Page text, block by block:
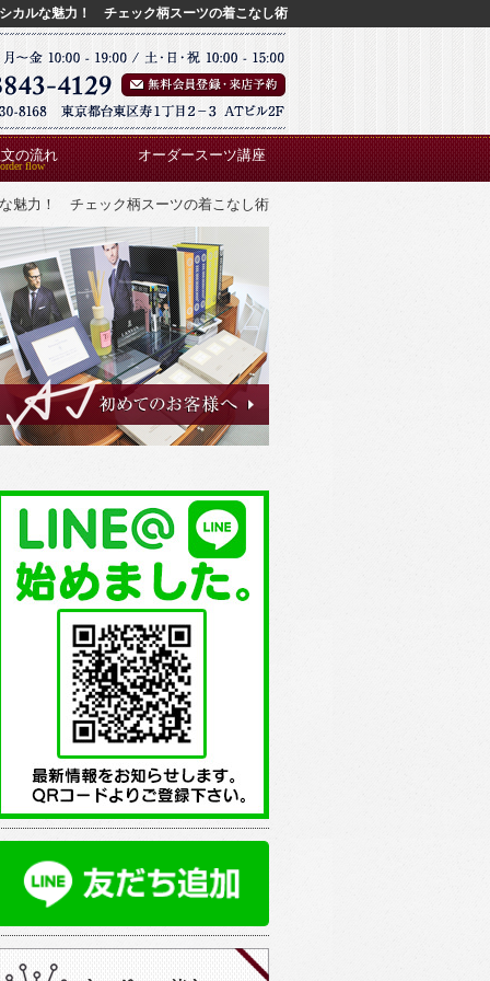
カルな魅力！ チェック柄スーツの着こなし術
の流れ オーダースーツ講座
魅力！ チェック柄スーツの着こなし術